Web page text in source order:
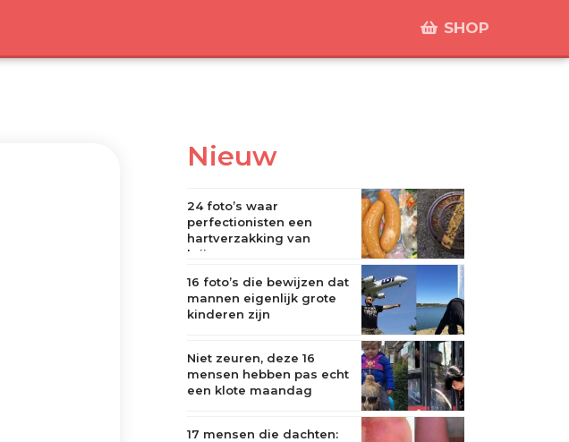
SHOP
Nieuw
24 foto’s waar
perfectionisten een
hartverzakking van
krijgen
16 foto’s die bewijzen dat
mannen eigenlijk grote
kinderen zijn
Niet zeuren, deze 16
mensen hebben pas echt
een klote maandag
17 mensen die dachten: